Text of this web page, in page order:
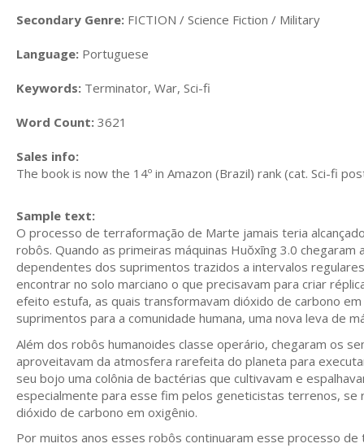
Secondary Genre: FICTION / Science Fiction / Military
Language: Portuguese
Keywords: Terminator, War, Sci-fi
Word Count: 3621
Sales info:
The book is now the 14º in Amazon (Brazil) rank (cat. Sci-fi
Sample text:
O processo de terraformação de Marte jamais teria
robôs. Quando as primeiras máquinas Huŏxīng 3.0
dependentes dos suprimentos trazidos a intervalos
encontrar no solo marciano o que precisavam para criar
efeito estufa, as quais transformavam dióxido de carbono
suprimentos para a comunidade humana, uma nova leva de
Além dos robôs humanoides classe operário, chegaram os
aproveitavam da atmosfera rarefeita do planeta para
seu bojo uma colônia de bactérias que cultivavam e
especialmente para esse fim pelos geneticistas terrenos,
dióxido de carbono em oxigênio.
Por muitos anos esses robôs continuaram esse processo